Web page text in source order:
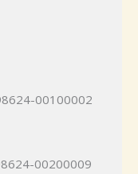
00100002
00200009